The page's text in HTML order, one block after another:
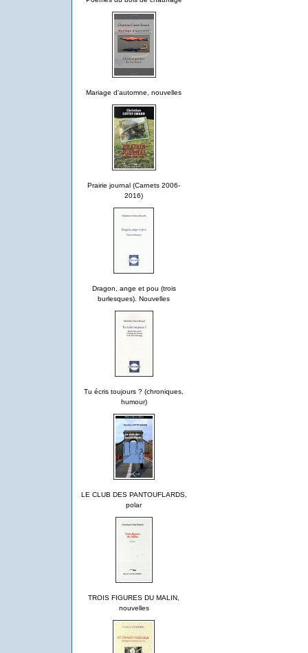
Mariage d'automne, nouvelles
Prairie journal (Carnets 2006-
2016)
Dragon, ange et pou (trois
burlesques). Nouvelles
Tu écris toujours ? (chroniques,
humour)
LE CLUB DES PANTOUFLARDS,
polar
TROIS FIGURES DU MALIN,
nouvelles